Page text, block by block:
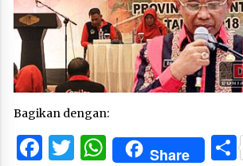
Bagikan dengan:
Facebook
Twitter
WhatsApp
Share